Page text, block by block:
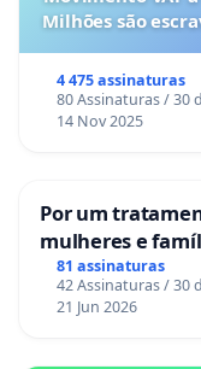
Milhões são
4 475 assinaturas
80 Assinaturas / 30
14 Nov 2025
Por um
mulheres e
gestacional nos
81 assinaturas
42 Assinaturas / 30
21 Jun 2026